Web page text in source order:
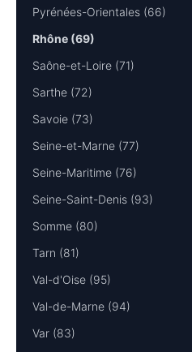
Pyrénées-Orientales (66)
Rhône (69)
Saône-et-Loire (71)
Sarthe (72)
Savoie (73)
Seine-et-Marne (77)
Seine-Maritime (76)
Seine-Saint-Denis (93)
Somme (80)
Tarn (81)
Val-d'Oise (95)
Val-de-Marne (94)
Var (83)